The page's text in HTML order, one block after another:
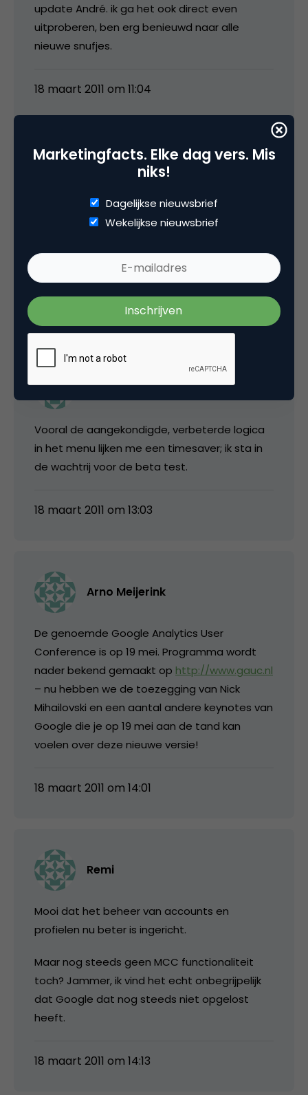
update André. ik ga het ook direct even
uitproberen, ben erg benieuwd naar alle
nieuwe snufjes.
18 maart 2011 om 11:04
maar Google is goed bezig.
18 maart 2011 om 11:54
Ruud Jobse
Vooral de aangekondigde, verbeterde logica
in het menu lijken me een timesaver; ik sta in
de wachtrij voor de beta test.
18 maart 2011 om 13:03
Arno Meijerink
De genoemde Google Analytics User
Conference is op 19 mei. Programma wordt
nader bekend gemaakt op http://www.gauc.nl
– nu hebben we de toezegging van Nick
Mihailovski en een aantal andere keynotes van
Google die je op 19 mei aan de tand kan
voelen over deze nieuwe versie!
18 maart 2011 om 14:01
Remi
Mooi dat het beheer van accounts en
profielen nu beter is ingericht.
Maar nog steeds geen MCC functionaliteit
toch? Jammer, ik vind het echt onbegrijpelijk
dat Google dat nog steeds niet opgelost
heeft.
18 maart 2011 om 14:13
Marketingfacts. Elke dag vers. Mis
niks!
Dagelijkse nieuwsbrief
Wekelijkse nieuwsbrief